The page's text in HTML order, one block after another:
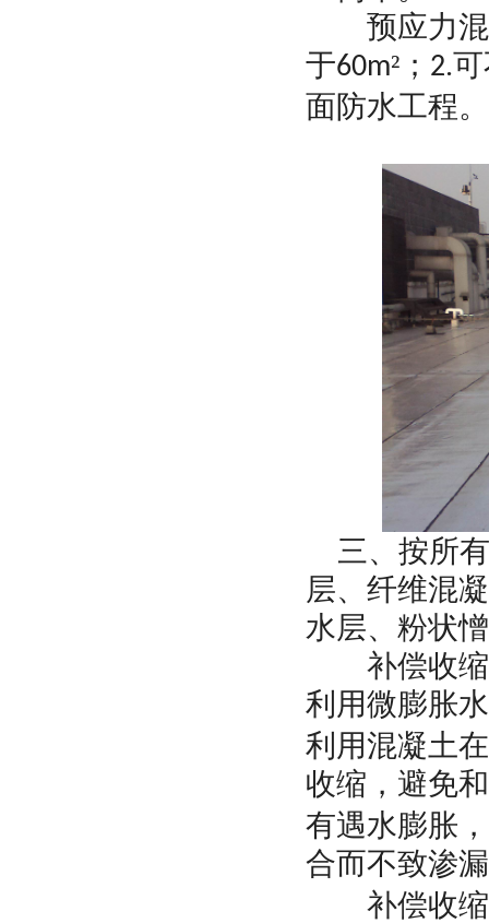
预应力混
于60m²； 2.
面防水工程。
三、按所
层、纤维混
水层、粉状
补偿收缩
利用微膨胀
利用混凝土
收缩，避免
有遇水膨胀
合而不致渗
补偿收缩